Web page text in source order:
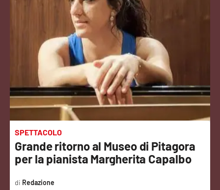
Economia e lavoro
Sanità
Sport
Cultura
Podcast
Meteo
Editoriali
SPETTACOLO
Grande ritorno al Museo di Pitagora
per la pianista Margherita Capalbo
Redazione